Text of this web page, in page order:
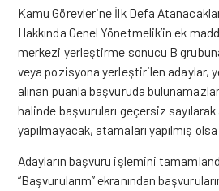
Kamu Görevlerine İlk Defa
Hakkında Genel Yönetmelik’in ek
merkezi yerleştirme sonucu B
veya pozisyona yerleştirilen adaylar,
alınan puanla başvuruda
halinde başvuruları geçersiz sayılarak
yapılmayacak, atamaları yapılmış
Adayların başvuru işlemini
“Başvurularım” ekranından